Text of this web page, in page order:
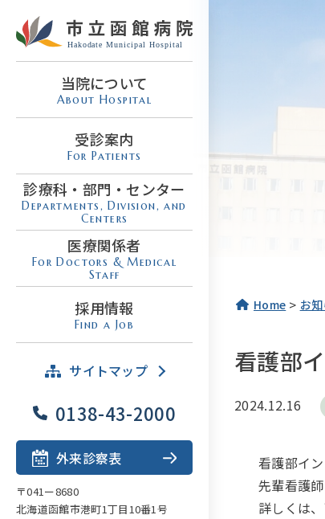
当院について
About Hospital
受診案内
For Patients
診療科・部門・センター
Departments, Division, and
Centers
医療関係者
For Doctors & Medical
Staff
採用情報
Find a Job
サイトマップ
0138-43-2000
外来診察表
〒041ー8680
北海道函館市港町1丁目10番1号
Home > お
看護部
2024.12.16
看護部イ
先輩看護
詳しくは